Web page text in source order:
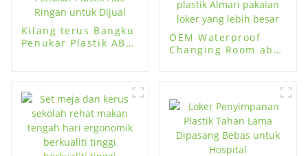
Kilang terus Bangku
Penukar Plastik ABS
OEM Waterproof
Changing Room abs